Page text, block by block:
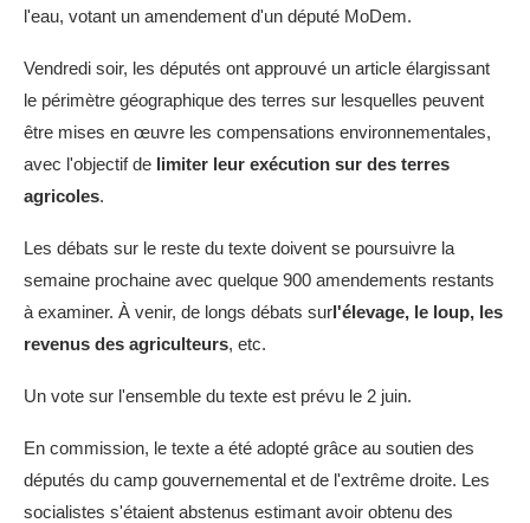
l'eau, votant un amendement d'un député MoDem.
Vendredi soir, les députés ont approuvé un article élargissant
le périmètre géographique des terres sur lesquelles peuvent
être mises en œuvre les compensations environnementales,
avec l'objectif de limiter leur exécution sur des terres
agricoles.
Les débats sur le reste du texte doivent se poursuivre la
semaine prochaine avec quelque 900 amendements restants
à examiner. À venir, de longs débats surl'élevage, le loup, les
revenus des agriculteurs, etc.
Un vote sur l'ensemble du texte est prévu le 2 juin.
En commission, le texte a été adopté grâce au soutien des
députés du camp gouvernemental et de l'extrême droite. Les
socialistes s'étaient abstenus estimant avoir obtenu des